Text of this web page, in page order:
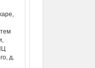
д.